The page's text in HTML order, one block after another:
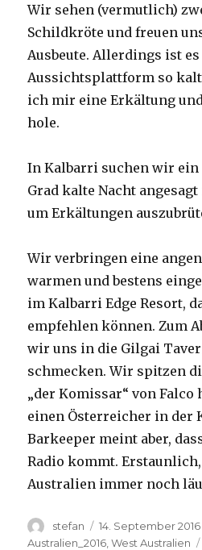
Wir sehen (vermutlich)
Schildkröte und freuen
Ausbeute. Allerdings ist es
Aussichtsplattform so
ich mir eine Erkältung
hole.
In Kalbarri suchen wir ein
Grad kalte Nacht
um Erkältungen
Wir verbringen eine
warmen und bestens
im Kalbarri Edge Resort,
empfehlen können. Zum
wir uns in die Gilgai
schmecken. Wir spitzen
„der Komissar“ von
einen Österreicher in der
Barkeeper meint aber,
Radio kommt.
Australien immer noch
Autor
stefan
Veröffentlicht
am
14. September 2016
Australien_2016 ,West Australien